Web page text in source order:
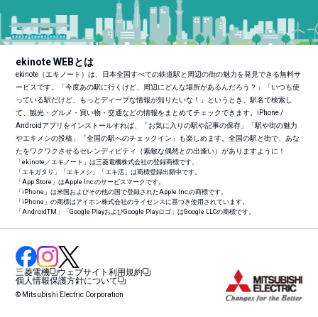
ekinote WEBとは
ekinote（エキノート）は、日本全国すべての鉄道駅と周辺の街の魅力を発見できる無料サ
ービスです。「今度あの駅に行くけど、周辺にどんな場所があるんだろう？」「いつも使
っている駅だけど、もっとディープな情報が知りたいな！」というとき、駅名で検索し
て、観光・グルメ・買い物・交通などの情報をまとめてチェックできます。iPhone /
Androidアプリをインストールすれば、「お気に入りの駅や記事の保存」「駅や街の魅力
やエキメシの投稿」「全国の駅へのチェックイン」も楽しめます。全国の駅と街で、あな
たをワクワクさせるセレンディピティ（素敵な偶然との出逢い）がありますように！
「ekinote／エキノート」は三菱電機株式会社の登録商標です。
「エキガタリ」「エキメシ」「エキ活」は商標登録出願中です。
「App Store」はApple Inc.のサービスマークです。
「iPhone」は米国およびその他の国で登録されたApple Inc.の商標です。
「iPhone」の商標はアイホン株式会社のライセンスに基づき使用されています。
「AndroidTM 」「Google PlayおよびGoogle Playロゴ」はGoogle LLCの商標です。
三菱電機
ウェブサイト利用規約
個人情報保護方針について
© Mitsubishi Electric Corporation